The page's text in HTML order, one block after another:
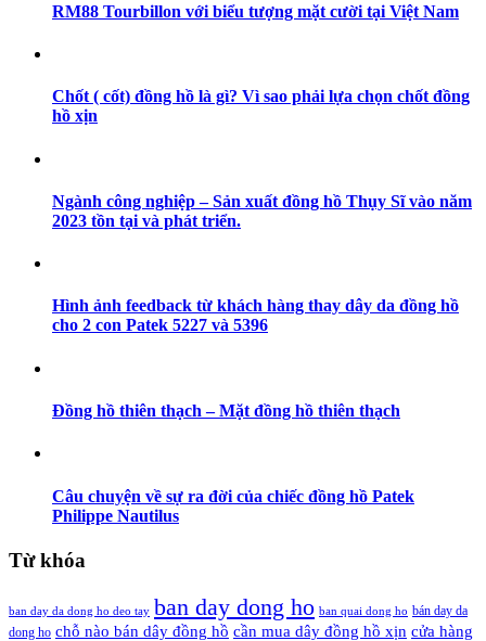
RM88 Tourbillon với biểu tượng mặt cười tại Việt Nam
Chốt ( cốt) đồng hồ là gì? Vì sao phải lựa chọn chốt đồng
hồ xịn
Ngành công nghiệp – Sản xuất đồng hồ Thụy Sĩ vào năm
2023 tồn tại và phát triển.
Hình ảnh feedback từ khách hàng thay dây da đồng hồ
cho 2 con Patek 5227 và 5396
Đồng hồ thiên thạch – Mặt đồng hồ thiên thạch
Câu chuyện về sự ra đời của chiếc đồng hồ Patek
Philippe Nautilus
Từ khóa
ban day da dong ho deo tay ban day dong ho ban quai dong ho bán day da
dong ho chỗ nào bán dây đồng hồ cần mua dây đồng hồ xịn cửa hàng